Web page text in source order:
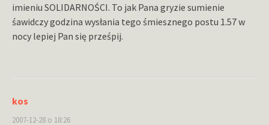
imieniu SOLIDARNOŚCI. To jak Pana gryzie sumienie
śawidczy godzina wysłania tego śmiesznego postu 1.57 w
nocy lepiej Pan się prześpij.
kos
2007-12-28 o 18:26